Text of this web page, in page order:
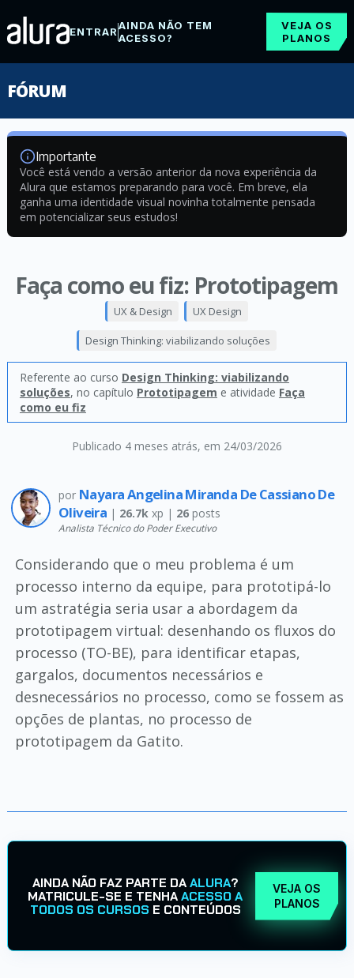
ENTRARAINDA NÃO TEM
ACESSO?
VEJA OS
PLANOS
FÓRUM
Importante
Você está vendo a versão anterior da nova experiência da
Alura que estamos preparando para você. Em breve, ela
ganha uma identidade visual novinha totalmente pensada
em potencializar seus estudos!
Faça como eu fiz: Prototipagem
Publicado 4 meses atrás, em 24/03/2026
UX & Design UX Design
Design Thinking: viabilizando soluções
Referente ao curso Design Thinking: viabilizando
soluções, no capítulo Prototipagem e atividade Faça
como eu fiz
por Nayara Angelina Miranda De Cassiano De
Oliveira | 26.7kxp | 26posts
Analista Técnico do Poder Executivo
Considerando que o meu problema é um
processo interno da equipe, para prototipá-lo
um astratégia seria usar a abordagem da
prototipagem virtual: desenhando os fluxos do
processo (TO-BE), para identificar etapas,
gargalos, documentos necessários e
desnecessários no processo, como se fossem as
opções de plantas, no processo de
prototipagem da Gatito.
AINDA NÃO FAZ PARTE DAALURA?
MATRICULE-SE E TENHAACESSO A
TODOS OS CURSOS E CONTEÚDOS
VEJA OS
PLANOS